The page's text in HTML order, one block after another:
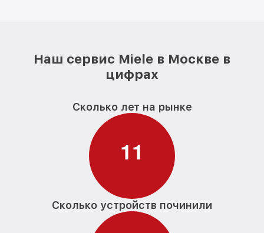
Наш сервис Miele в Москве в
цифрах
Сколько лет на рынке
11
Сколько устройств починили